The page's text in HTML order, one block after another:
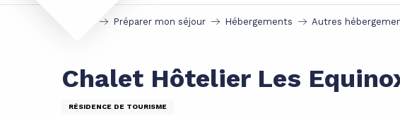
Préparer mon séjour Hébergements Autres
Chalet Hôtelier Les
RÉSIDENCE DE TOURISME